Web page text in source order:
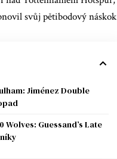
svůj pětibodový náskok
Jiménez Double
Wolves: Guessand’s Late